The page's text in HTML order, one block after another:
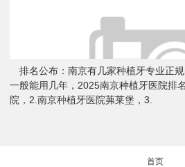
排名公布：南京有几家种植牙专业正规
一般能用几年，2025南京种植牙医院排
院，2.南京种植牙医院茀莱堡，3.
首页